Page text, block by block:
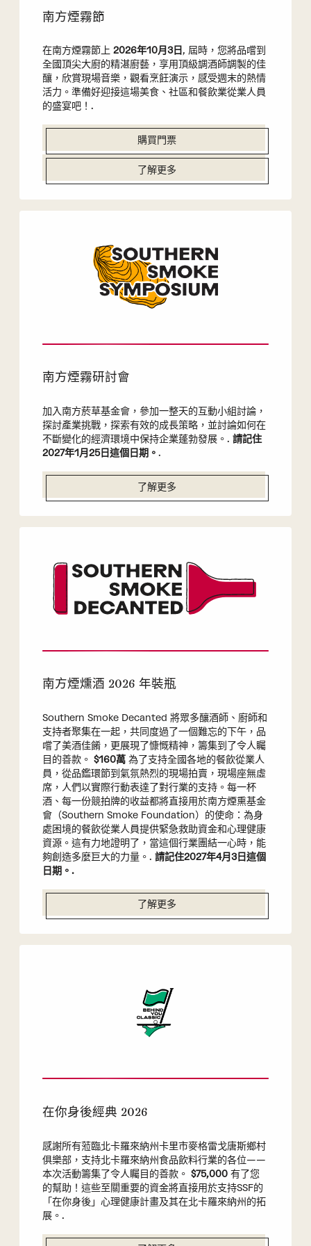
南方煙霧節
在南方煙霧節上 2026年10月3日 , 屆時，您將品嚐到
全國頂尖大廚的精湛廚藝，享用頂級調酒師調製的佳
釀，欣賞現場音樂，觀看烹飪演示，感受週末的熱情
活力。準備好迎接這場美食、社區和餐飲業從業人員
的盛宴吧！.
購買門票
了解更多
南方煙霧研討會
加入南方菸草基金會，參加一整天的互動小組討論，
探討產業挑戰，探索有效的成長策略，並討論如何在
不斷變化的經濟環境中保持企業蓬勃發展。. 請記住
2027年1月25日這個日期。 .
了解更多
南方煙燻酒 2026 年裝瓶
Southern Smoke Decanted 將眾多釀酒師、廚師和
支持者聚集在一起，共同度過了一個難忘的下午，品
嚐了美酒佳餚，更展現了慷慨精神，籌集到了令人矚
目的善款。 $160萬為了支持全國各地的餐飲從業人
員，從品鑑環節到氣氛熱烈的現場拍賣，現場座無虛
席，人們以實際行動表達了對行業的支持。每一杯
酒、每一份競拍牌的收益都將直接用於南方煙熏基金
會（Southern Smoke Foundation）的使命：為身
處困境的餐飲從業人員提供緊急救助資金和心理健康
資源。這有力地證明了，當這個行業團結一心時，能
夠創造多麼巨大的力量。. 請記住2027年4月3日這個
日期。.
了解更多
在你身後經典 2026
感謝所有蒞臨北卡羅來納州卡里市麥格雷戈唐斯鄉村
俱樂部，支持北卡羅來納州食品飲料行業的各位——
本次活動籌集了令人矚目的善款。 $75,000 有了您
的幫助！這些至關重要的資金將直接用於支持SSF的
「在你身後」心理健康計畫及其在北卡羅來納州的拓
展。.